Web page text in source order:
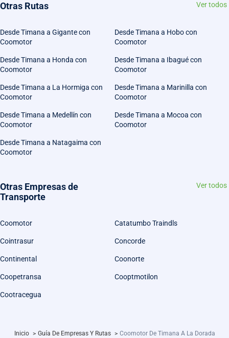
Otras Rutas Ver todos
Desde Timana a Gigante con
Coomotor
Desde Timana a Hobo con
Coomotor
Desde Timana a Honda con
Coomotor
Desde Timana a Ibagué con
Coomotor
Desde Timana a La Hormiga con
Coomotor
Desde Timana a Marinilla con
Coomotor
Desde Timana a Medellín con
Coomotor
Desde Timana a Mocoa con
Coomotor
Desde Timana a Natagaima con
Coomotor
Otras Empresas de
Transporte
Ver todos
Coomotor Catatumbo Traindls
Cointrasur Concorde
Continental Coonorte
Coopetransa Cooptmotilon
Cootracegua
Inicio > Guía De Empresas Y Rutas > Coomotor De Timana A La Dorada